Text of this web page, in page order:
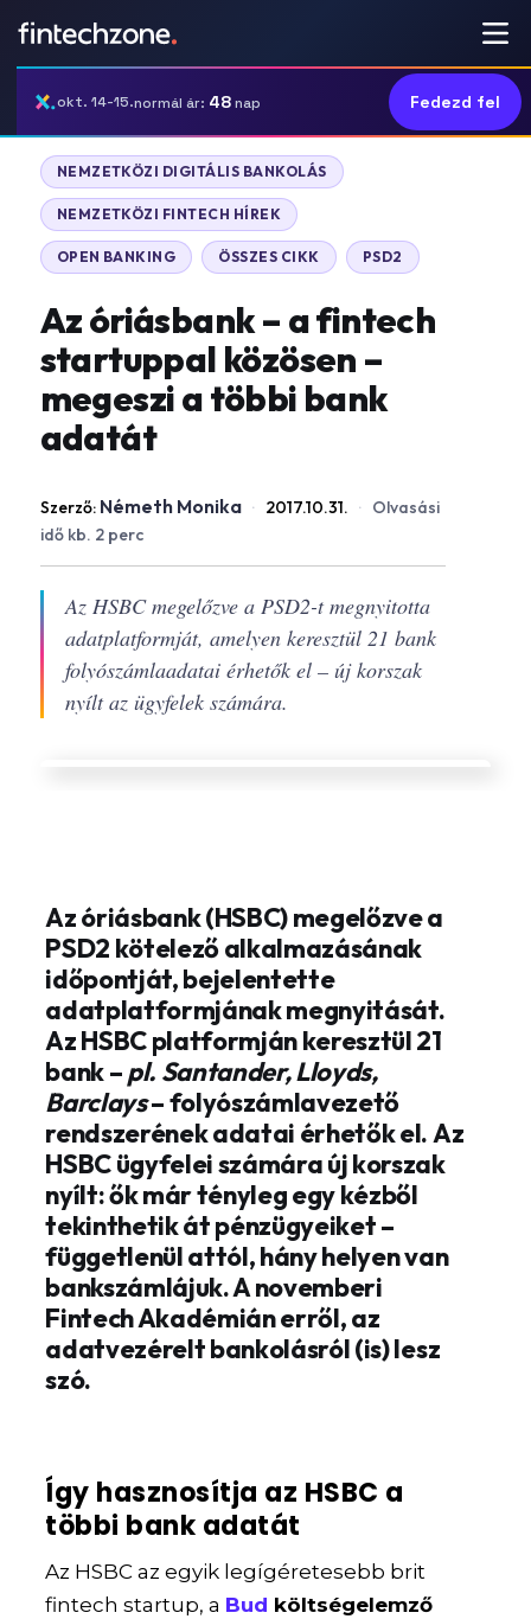
okt. 14-15.normál ár: 48nap Fedezd fel
NEMZETKÖZI DIGITÁLIS BANKOLÁS
NEMZETKÖZI FINTECH HÍREK
OPEN BANKING ÖSSZES CIKK PSD2
Az óriásbank – a fintech
startuppal közösen –
megeszi a többi bank
adatát
Szerző: Németh Monika · 2017.10.31. · Olvasási
idő kb. 2 perc
Az HSBC megelőzve a PSD2-t megnyitotta
adatplatformját, amelyen keresztül 21 bank
folyószámlaadatai érhetők el – új korszak
nyílt az ügyfelek számára.
Az óriásbank (HSBC) megelőzve a
PSD2 kötelező alkalmazásának
időpontját, bejelentette
adatplatformjának megnyitását.
Az HSBC platformján keresztül 21
bank –pl. Santander, Lloyds,
Barclays– folyószámlavezető
rendszerének adatai érhetők el.Az
HSBC ügyfelei számára új korszak
nyílt: ők már tényleg egy kézből
tekinthetik át pénzügyeiket –
függetlenül attól, hány helyen van
bankszámlájuk. A novemberi
Fintech Akadémián erről, az
adatvezérelt bankolásról (is) lesz
szó.
Így hasznosítja az HSBC a
többi bank adatát
Az HSBC az egyik legígéretesebb brit
fintech startup, a Bud költségelemző